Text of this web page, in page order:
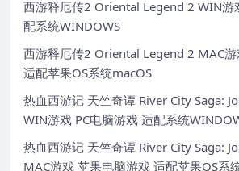
西游释厄传2 Oriental Legend 2 WIN游
配系统WINDOWS
西游释厄传2 Oriental Legend 2 MAC
适配苹果OS系统macOS
热血西游记 天竺奇谭 River City Saga:
WIN游戏 PC电脑游戏 适配系统
热血西游记 天竺奇谭 River City Saga:
MAC游戏 苹果电脑游戏 适配苹果OS系